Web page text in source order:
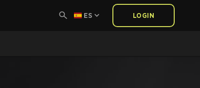
ES LOGIN